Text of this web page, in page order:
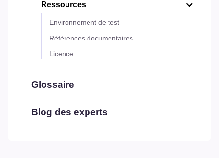
Ressources
Environnement de test
Références documentaires
Licence
Glossaire
Blog des experts